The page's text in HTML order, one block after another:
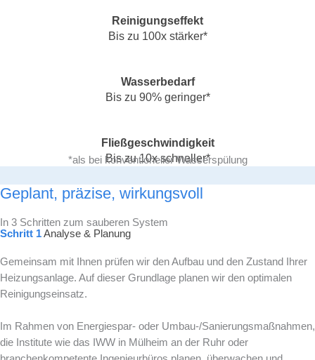
Reinigungseffekt
Bis zu 100x stärker*
Wasserbedarf
Bis zu 90% geringer*
Fließgeschwindigkeit
Bis zu 10x schneller*
*als bei konventioneller Wasserspülung
Geplant, präzise, wirkungsvoll
In 3 Schritten zum sauberen System
Schritt 1Analyse & Planung
Gemeinsam mit Ihnen prüfen wir den Aufbau und den Zustand Ihrer
Heizungsanlage. Auf dieser Grundlage planen wir den optimalen
Reinigungseinsatz.
Im Rahmen von Energiespar- oder Umbau-/Sanierungsmaßnahmen,
die Institute wie das IWW in Mülheim an der Ruhr oder